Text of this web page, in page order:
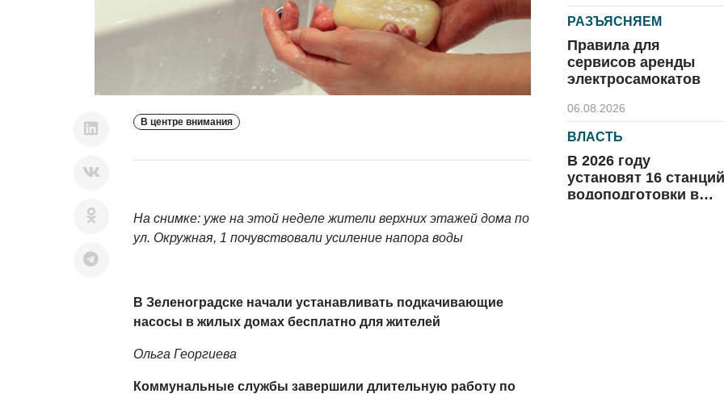
В центре внимания
На снимке: уже на этой неделе жители верхних этажей дома по
ул. Окружная, 1 почувствовали усиление напора воды
В Зеленоградске начали устанавливать подкачивающие
насосы в жилых домах бесплатно для жителей
Ольга Георгиева
Коммунальные службы завершили длительную работу по
РАЗЪЯСНЯЕМ
Правила для
сервисов аренды
электросамокатов
06.08.2026
ВЛАСТЬ
В 2026 году
установят 16 станций
водоподготовки в